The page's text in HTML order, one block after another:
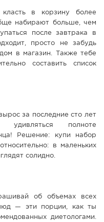
класть в корзину более
набирают больше, чем
после завтрака в
просто не забудь
в магазин. Также тебе
составить список
за последние сто лет
полноте
Решение: купи набор
в маленьких
солидно.
об объемах всех
— эти порции, как ты
диетологами.